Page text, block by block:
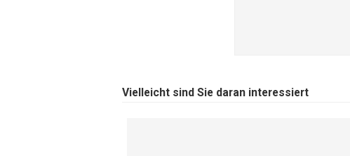
Vielleicht sind Sie daran interessiert